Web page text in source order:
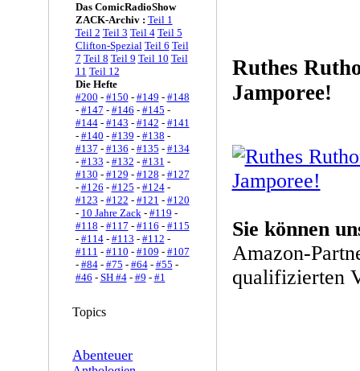
Das ComicRadioShow
ZACK-Archiv : Teil 1
Teil 2 Teil 3 Teil 4 Teil 5
Clifton-Spezial Teil 6 Teil
7 Teil 8 Teil 9 Teil 10 Teil
11 Teil 12
Die Hefte
#200 - #150 - #149 - #148
- #147 - #146 - #145 -
#144- #143 - #142 - #141
- #140 - #139 - #138 -
#137 - #136 - #135 - #134
- #133 - #132 - #131 -
#130 - #129 - #128 - #127
- #126 - #125 - #124-
#123 - #122 - #121 - #120
- 10 Jahre Zack- #119 -
#118 - #117 - #116 - #115
- #114- #113 - #112 -
#111 - #110 - #109 - #107
- #84- #75 - #64- #55 -
#46 - SH #4- #9 - #1
Topics
Abenteuer
Ruthes
Jamporee!
Sie können
Amazon-
qualifizierten